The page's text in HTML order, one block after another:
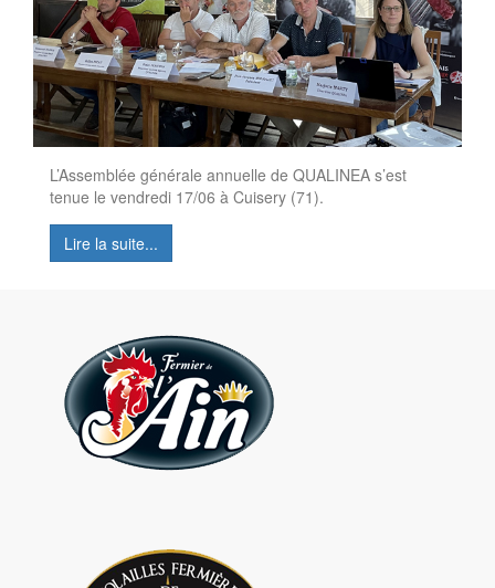
L’Assemblée générale annuelle de QUALINEA s’est
tenue le vendredi 17/06 à Cuisery (71).
Lire la suite...